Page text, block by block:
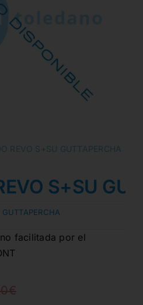
REVO S+SU GUTTAPERCHA
S+SU
GUTTAPERCHA
facilitada por el
€